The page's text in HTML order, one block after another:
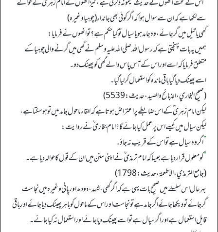
سے لکھا ہے کہ ان سے سوال ہواکہ اگر کوئی بھی جاندار(چوہیا وغیرہ)
گھی یاتیل میں گرجائے، وہ جامد ہو یا سیال تو کیا حکم ہے؟ تو انھوں نے فرمایا:
ہمیں یہ بات پہنچتی ہے کہ رسول اللہ صلی اللہ علیہ وسلم نے گھی میں گرنے والی چوہیا کے
متعلق فرمایا کہ اسے اور اس کے آس پاس والے گھی کو پھینک دو۔
اسے پھینک دیا گیا باقی ماندہ کو استعمال کرلیا گیا۔
(صحیح البخاري، الذبائح والصید، حدیث: 5539)
لیکن امام زہری ؒ کے اس ضابطے پر اعتراض ہوتا ہے کہ القاء ماحول جامد میں تو ہوسکتا ہے،
لیکن سیال میں کیسے اس پر عمل کیا جائے گا؟ امام بخاری ؒ نے روایت:
”اگر وہ سیال ہے تو اس کے قریب نہ جاؤ۔
“کو معلول قراردیا ہے جیسا کہ امام ترمذی ؒ نے اپنی سنن میں ان کے قول کا حوالہ دیا ہے۔
(جامع الترمذي، الأطعمة، حدیث: 1798)
بہرحال اس سلسلے میں صحیح بات یہی ہے کہ ا گرگھی، شہد، دودھ اور پانی وغیرہ میں نجاست
گرجائے تو دیکھا جائے اگرجامد ہے تونجاست اور اس کے ماحول کو باہر پھینک دیا جائے اور باقی
قابل استعمال ہے اور اگرسیال ہے تو اسے پھینک دیا جائے اور استعمال نہ کیاجائے۔